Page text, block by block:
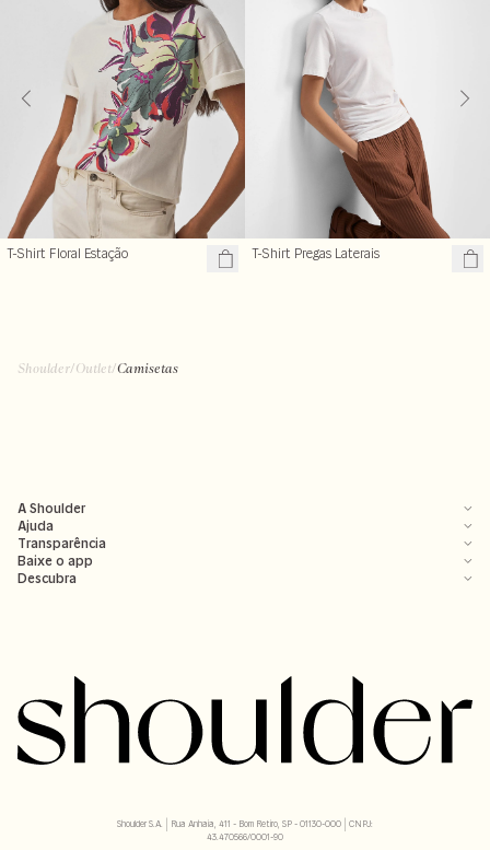
T-Shirt Floral Estação T-Shirt Pregas Laterais
Shoulder/Outlet/Camisetas
A Shoulder
Ajuda
Transparência
Baixe o app
Descubra
Shoulder S.A. | Rua Anhaia, 411 - Bom Retiro, SP - 01130-000 | CNPJ:
43.470566/0001-90